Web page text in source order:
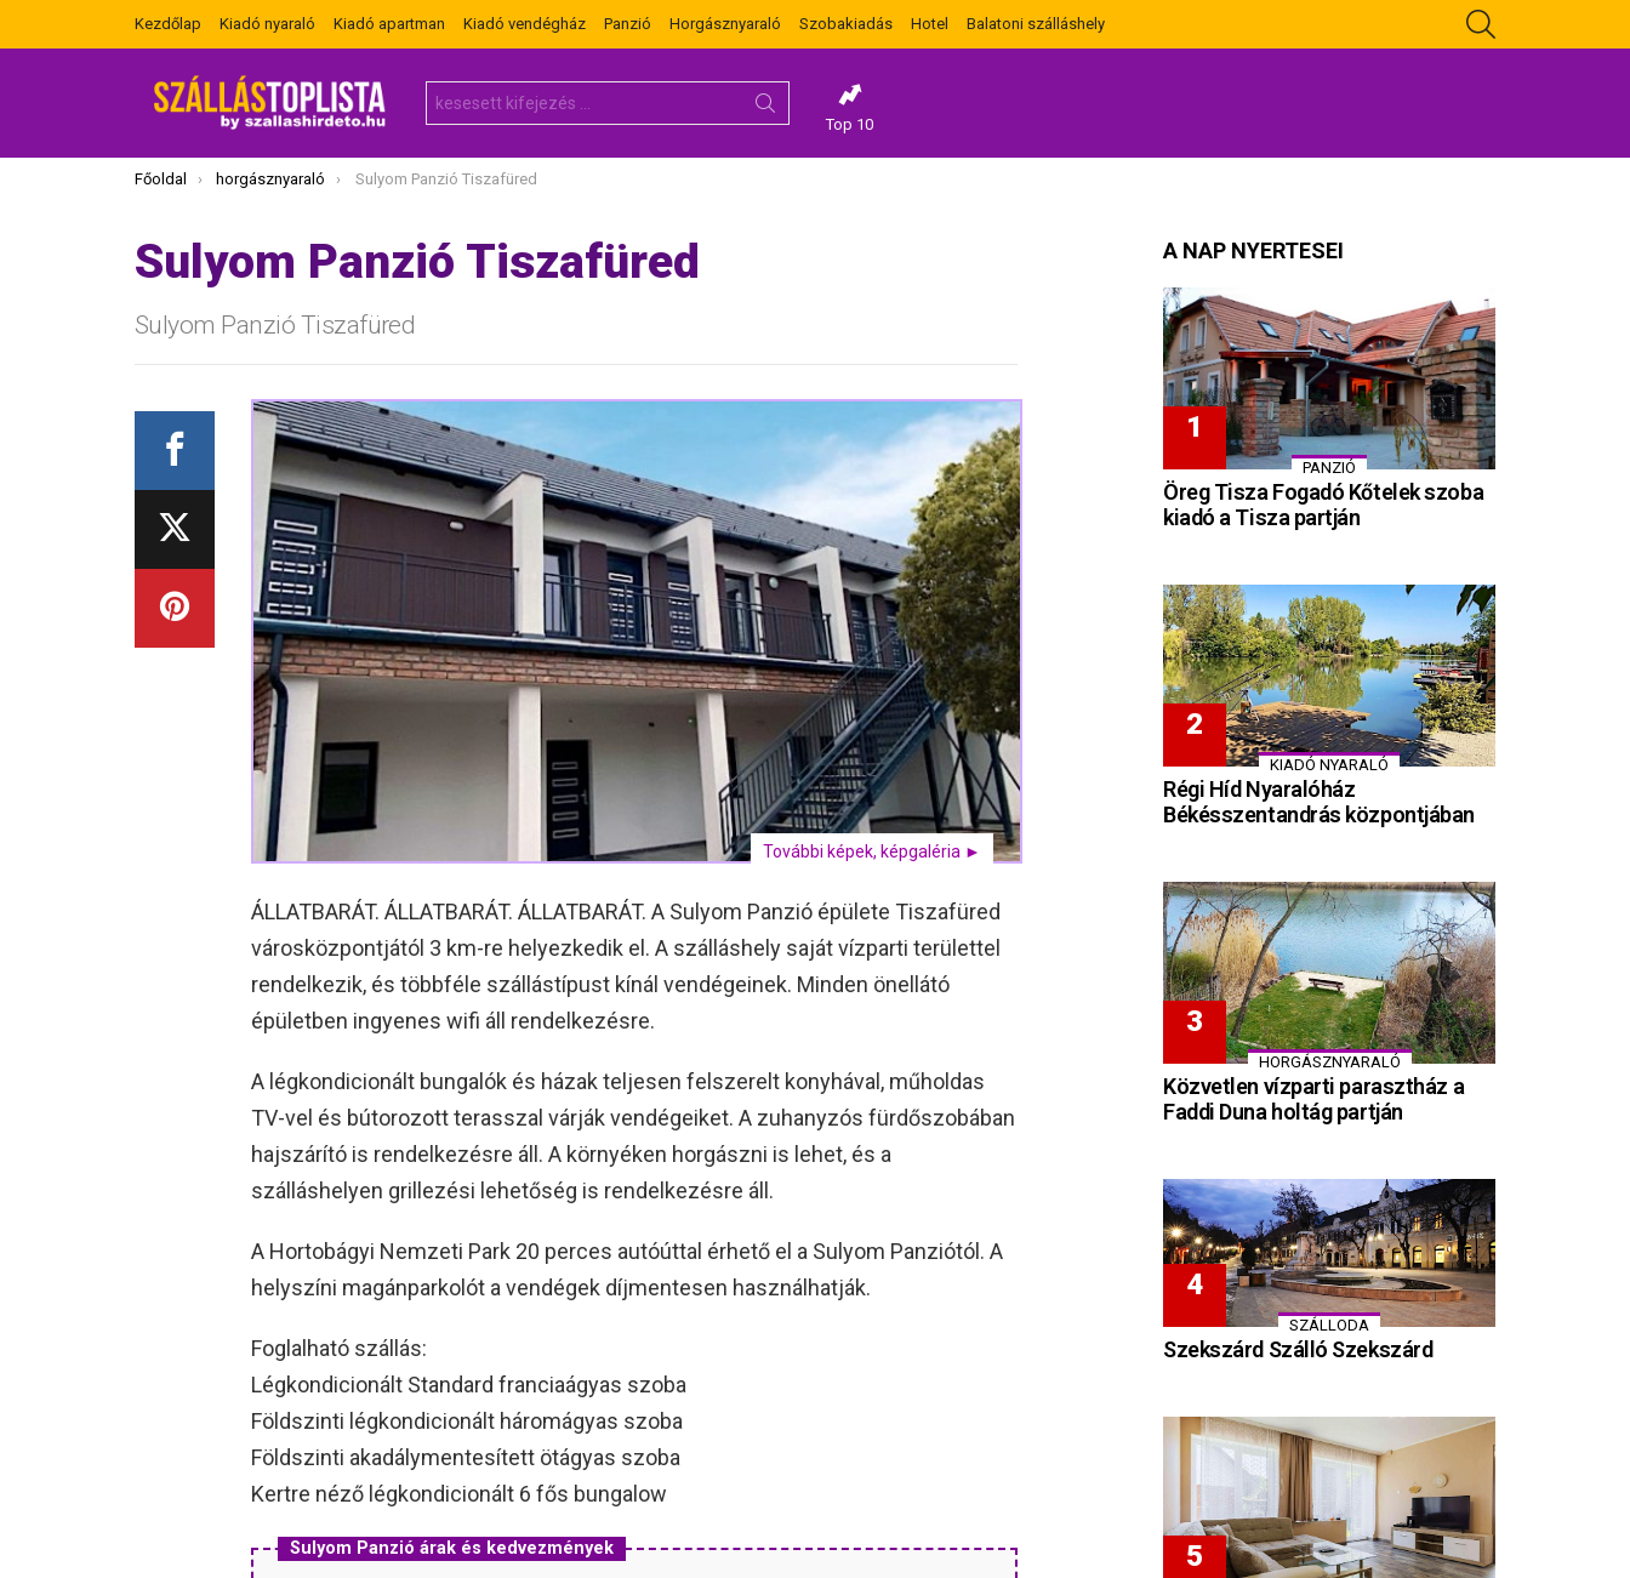
Kezdőlap Kiadó nyaraló Kiadó apartman Kiadó vendégház Panzió Horgásznyaraló Szobakiadás Hotel Balatoni szálláshely
for:
Top 10
Itt vagy most:
Főoldal horgásznyaraló Sulyom Panzió Tiszafüred
Sulyom Panzió Tiszafüred
Sulyom Panzió Tiszafüred
További képek, képgaléria ►
ÁLLATBARÁT. ÁLLATBARÁT. ÁLLATBARÁT. A Sulyom Panzió épülete Tiszafüred
városközpontjától 3 km-re helyezkedik el. A szálláshely saját vízparti területtel
rendelkezik, és többféle szállástípust kínál vendégeinek. Minden önellátó
épületben ingyenes wifi áll rendelkezésre.
A légkondicionált bungalók és házak teljesen felszerelt konyhával, műholdas
TV-vel és bútorozott terasszal várják vendégeiket. A zuhanyzós fürdőszobában
hajszárító is rendelkezésre áll. A környéken horgászni is lehet, és a
szálláshelyen grillezési lehetőség is rendelkezésre áll.
A Hortobágyi Nemzeti Park 20 perces autóúttal érhető el a Sulyom Panziótól. A
helyszíni magánparkolót a vendégek díjmentesen használhatják.
Foglalható szállás:
Légkondicionált Standard franciaágyas szoba
Földszinti légkondicionált háromágyas szoba
Földszinti akadálymentesített ötágyas szoba
Kertre néző légkondicionált 6 fős bungalow
Sulyom Panzió árak és kedvezmények
A NAP NYERTESEI
PANZIÓ
Öreg Tisza Fogadó Kőtelek szoba
kiadó a Tisza partján
KIADÓ NYARALÓ
Régi Híd Nyaralóház
Békésszentandrás központjában
HORGÁSZNYARALÓ
Közvetlen vízparti parasztház a
Faddi Duna holtág partján
SZÁLLODA
Szekszárd Szálló Szekszárd